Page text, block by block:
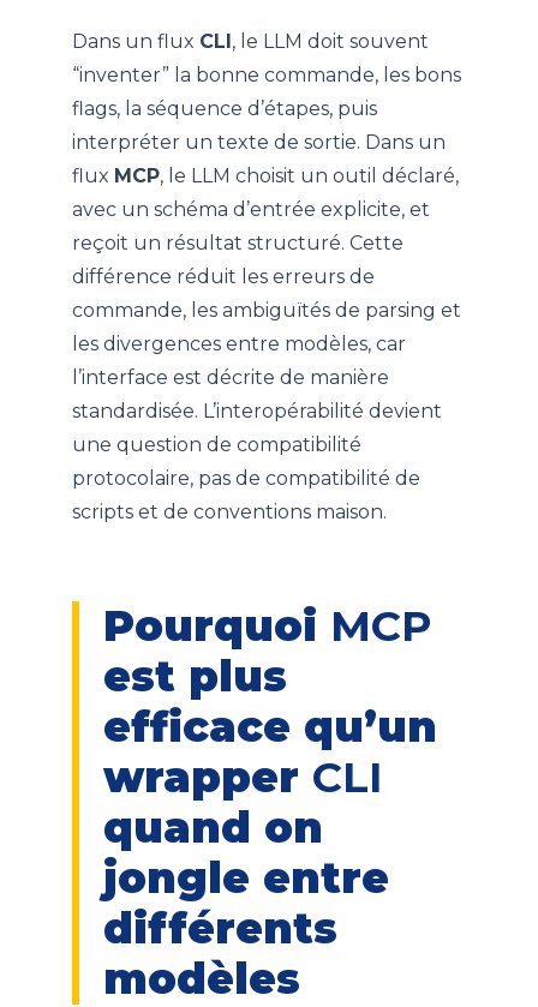
Dans un flux CLI , le LLM doit souvent
“inventer” la bonne commande, les bons
flags, la séquence d’étapes, puis
interpréter un texte de sortie. Dans un
flux MCP, le LLM choisit un outil déclaré,
avec un schéma d’entrée explicite, et
reçoit un résultat structuré. Cette
différence réduit les erreurs de
commande, les ambiguïtés de parsing et
les divergences entre modèles, car
l’interface est décrite de manière
standardisée. L’interopérabilité devient
une question de compatibilité
protocolaire, pas de compatibilité de
scripts et de conventions maison.
Pourquoi MCP
est plus
efficace qu’un
wrapper CLI
quand on
jongle entre
différents
modèles